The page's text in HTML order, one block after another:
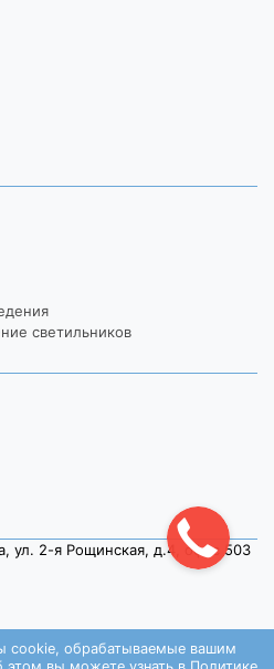
светильников
ул. 2-я Рощинская, д.4, офис 503
9:00 — 18:00
cookie, обрабатываемые вашим